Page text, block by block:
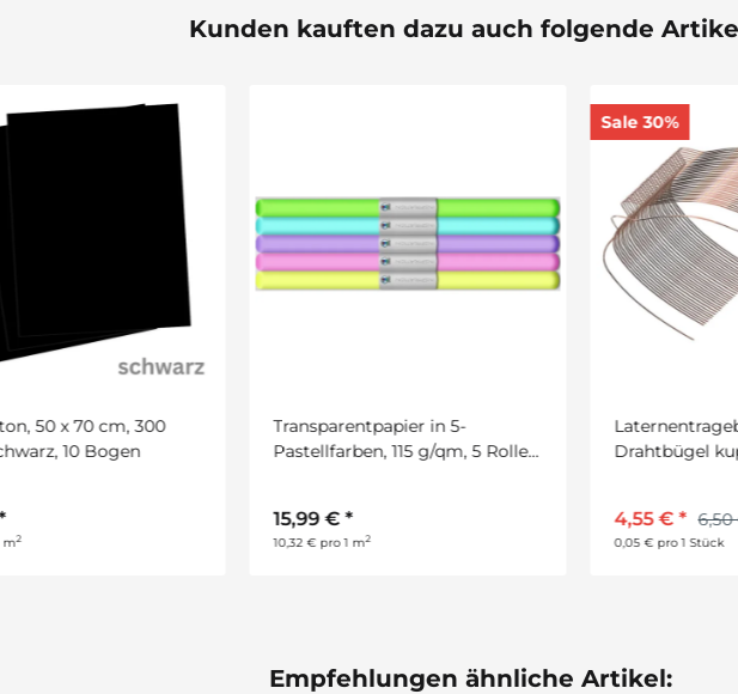
Kunden kauften dazu auch folgende
300
Transparentpapier in 5-
Pastellfarben, 115 g/qm, 5 Rollen,
Laternentragebügel /
Drahtbügel kupfer, 100
6,50 €
0,05 € pro 1 Stück
Empfehlungen ähnliche Artikel: